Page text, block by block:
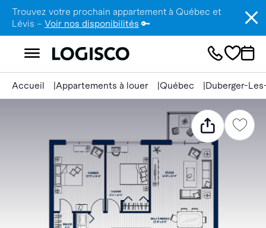
Trouvez votre prochain appartement à Québec et
Lévis – Voir nos disponibilités 🔑
Accueil Appartements à louer Québec Duberger-